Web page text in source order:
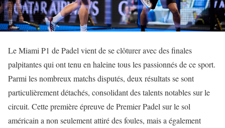
Le Miami P1 de Padel vient de se clôturer avec des finales
palpitantes qui ont tenu en haleine tous les passionnés de ce sport.
Parmi les nombreux matchs disputés, deux résultats se sont
particulièrement détachés, consolidant des talents notables sur le
circuit. Cette première épreuve de Premier Padel sur le sol
américain a non seulement attiré des foules, mais a également